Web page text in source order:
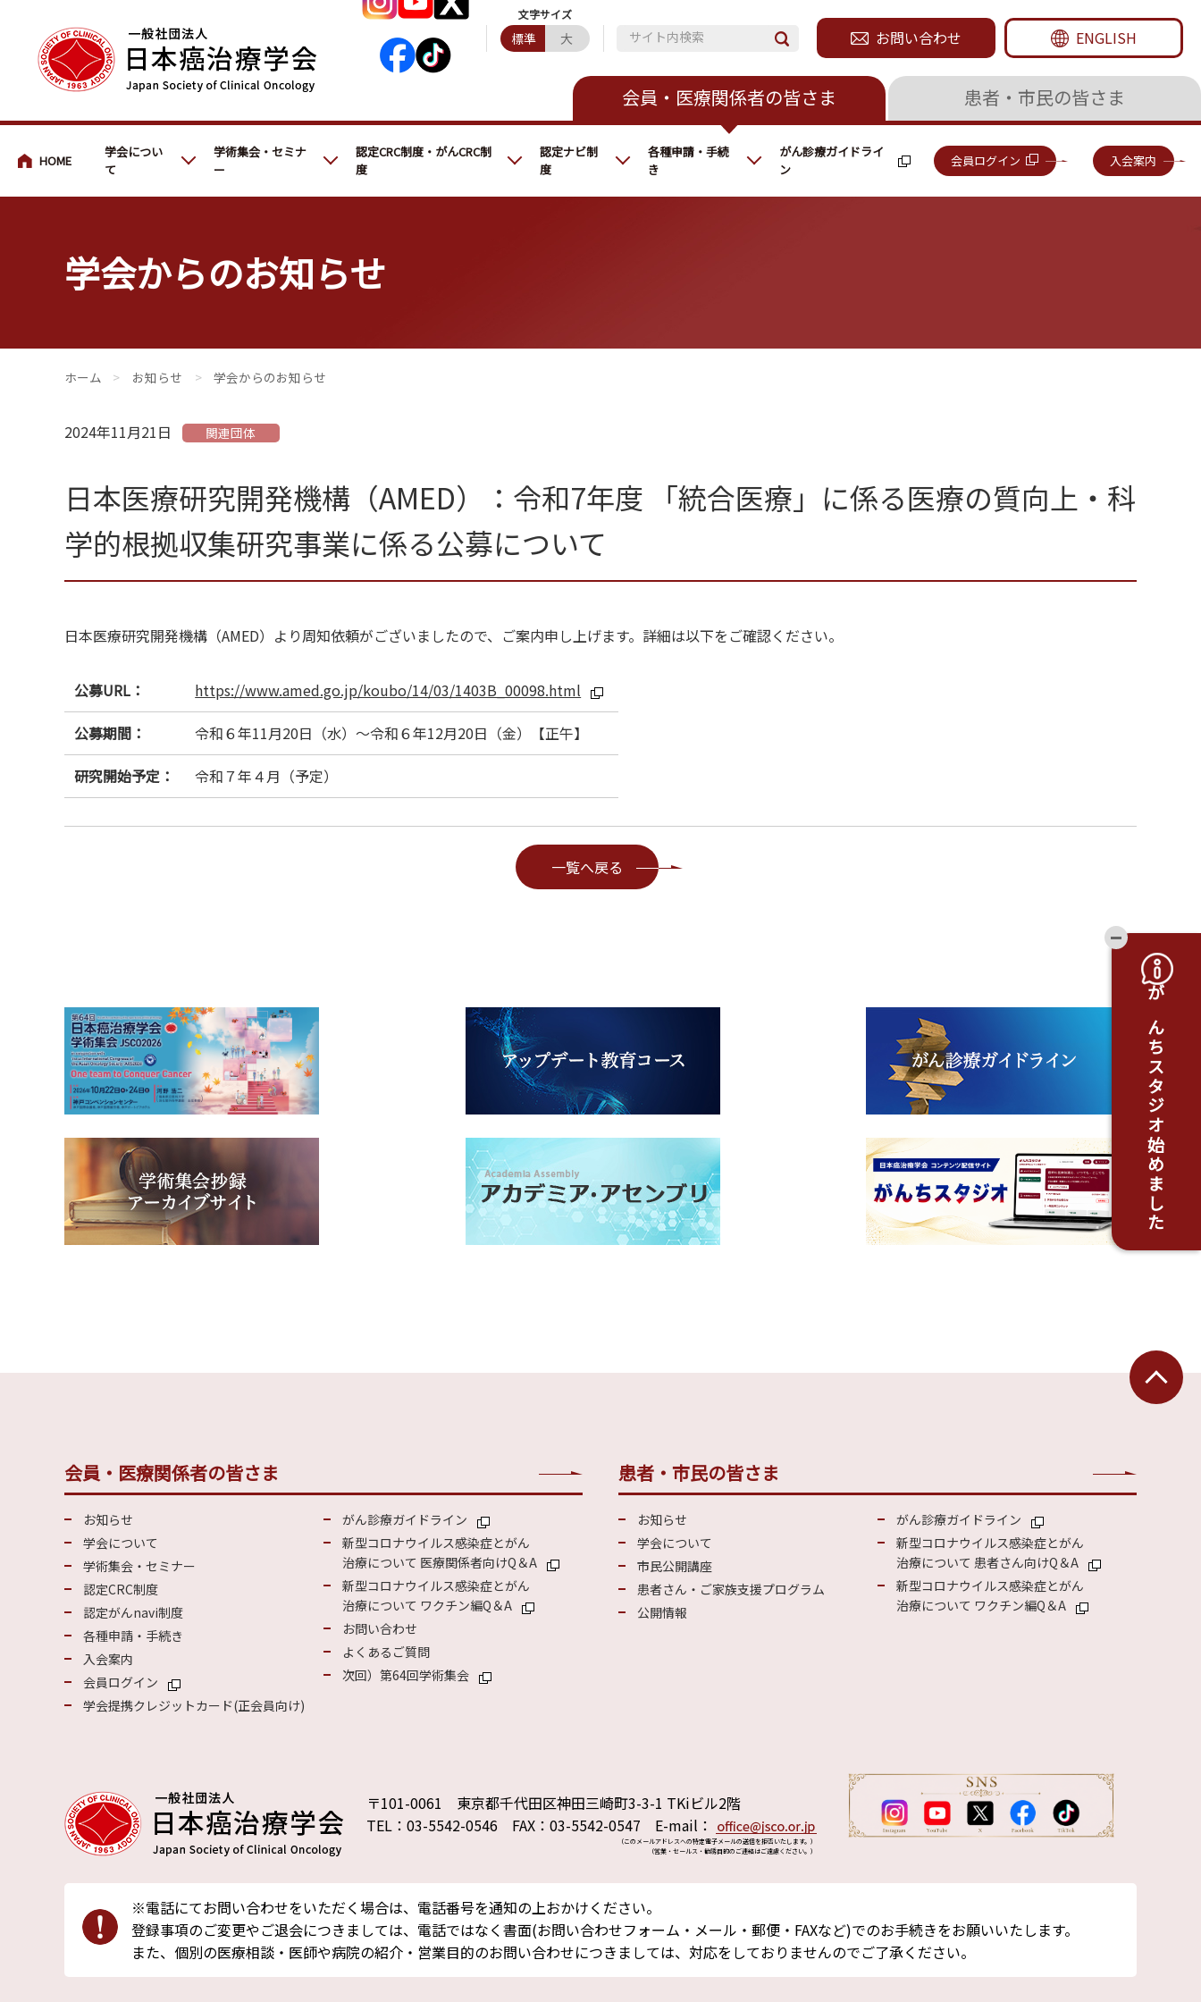
お問い合わせ ENGLISH
サイト内検索
標準 大
会員・医療関係者の皆さま 患者・市民の皆さま
会員ログイン 入会案内
会員・医療関係の皆さまへ
学会につい
て
学術集会・セミナ
ー
認定CRC制度・がんCRC制
度
認定ナビ制
度
各種申請・手続
き
がん診療ガイドライ
ン
学会からのお知らせ
会員・医療関係の皆さまへ
> お知らせ > 学会からのお知らせ
2024年11月21日 関連団体
日本医療研究開発機構（AMED）：令和7年度 「統合医療」に係る医療の質向上・科
学的根拠収集研究事業に係る公募について
日本医療研究開発機構（AMED）より周知依頼がございましたので、ご案内申し上げます。詳細は以下をご確認ください。
公募URL：
https://www.amed.go.jp/koubo/14/03/1403B_00098.html
公募期間：
令和６年11月20日（水）～令和６年12月20日（金）【正午】
研究開始予定：
令和７年４月（予定）
一覧へ戻る
会員・医療関係者の皆さま
お知らせ
学会について
学術集会・セミナー
認定CRC制度
認定がんnavi制度
各種申請・手続き
入会案内
会員ログイン
学会提携クレジットカード(正会員向け)
がん診療ガイドライン
新型コロナウイルス感染症とがん
治療について 医療関係者向けQ＆A
新型コロナウイルス感染症とがん
治療について ワクチン編Q＆A
お問い合わせ
よくあるご質問
次回）第64回学術集会
患者・市民の皆さま
お知らせ
学会について
市民公開講座
患者さん・ご家族支援プログラム
公開情報
がん診療ガイドライン
新型コロナウイルス感染症とがん
治療について 患者さん向けQ＆A
新型コロナウイルス感染症とがん
治療について ワクチン編Q＆A
〒101-0061 東京都千代田区神田三崎町3-3-1 TKiビル2階
TEL：03-5542-0546 FAX：03-5542-0547 E-mail：
（このメールアドレスへの特定電子メールの送信を拒否いたします。）
（営業・セールス・勧誘目的のご連絡はご遠慮ください。）
※電話にてお問い合わせをいただく場合は、電話番号を通知の上おかけください。
登録事項のご変更やご退会につきましては、電話ではなく書面(お問い合わせフォーム・メール・郵便・FAXなど)でのお手続きをお願いいたします。
また、個別の医療相談・医師や病院の紹介・営業目的のお問い合わせにつきましては、対応をしておりませんのでご了承ください。
開閉ボタン
がんちスタジオ始めました